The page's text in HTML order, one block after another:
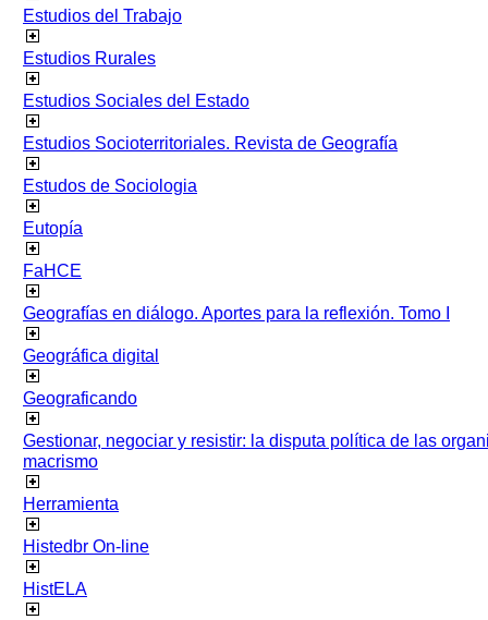
Estudios del Trabajo
Estudios Rurales
Estudios Sociales del Estado
Estudios Socioterritoriales. Revista de Geografía
Estudos de Sociologia
Eutopía
FaHCE
Geografías en diálogo. Aportes para la reflexión. Tomo I
Geográfica digital
Geograficando
Gestionar, negociar y resistir: la disputa política de las
macrismo
Herramienta
Histedbr On-line
HistELA